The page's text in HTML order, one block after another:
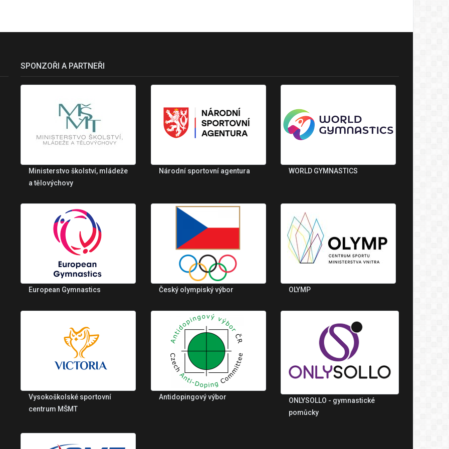
SPONZOŘI A PARTNEŘI
Ministerstvo školství, mládeže
a tělovýchovy
Národní sportovní agentura WORLD GYMNASTICS
European Gymnastics Český olympiský výbor OLYMP
Vysokoškolské sportovní
centrum MŠMT
Antidopingový výbor
ONLYSOLLO - gymnastické
pomůcky